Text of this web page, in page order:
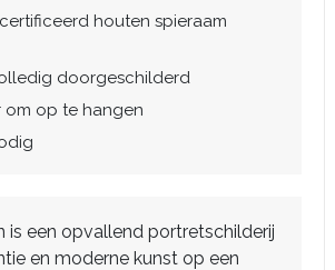
houten spieraam
doorgeschilderd
om op te hangen
is een opvallend portretschilderij
en moderne kunst op een